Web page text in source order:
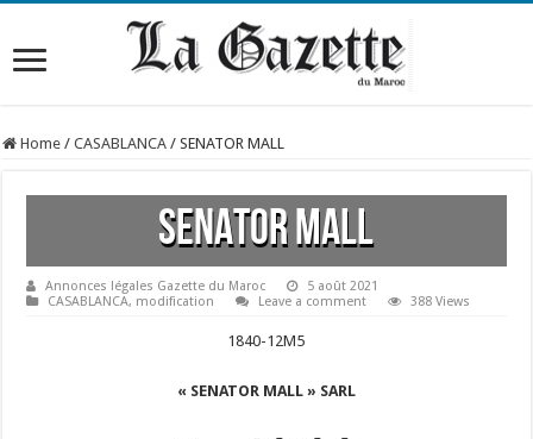
Home / CASABLANCA / SENATOR MALL
SENATOR MALL
Annonces légales Gazette du Maroc
5 août 2021
CASABLANCA, modification Leave a comment 388 Views
1840-12M5
« SENATOR MALL » SARL